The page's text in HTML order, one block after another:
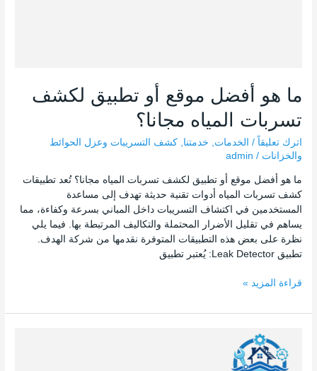
ما هو أفضل موقع أو تطبيق لكشف
تسربات المياه مجانا؟
اترك تعليقاً / الخدمات خدمتنا ,كشف التسريبات وعزل الحوائط
والخزانات /
admin
ما هو أفضل موقع أو تطبيق لكشف تسربات المياه مجانا؟ تُعد تطبيقات
كشف تسربات المياه أدوات تقنية حديثة تهدف إلى مساعدة
المستخدمين في اكتشاف التسريبات داخل المباني بسرعة وكفاءة، مما
يساهم في تقليل الأضرار المحتملة والتكاليف المرتبطة بها. فيما يلي
نظرة على بعض هذه التطبيقات المتوفرة نقدمها من شركة الهدف.
تطبيق Leak Detector: يُعتبر تطبيق
قراءة المزيد »
فعالة
للحفاظ